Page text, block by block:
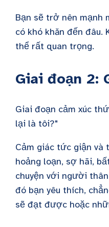
Bạn sẽ trở nên mạnh
có khó khăn đến
thể rất quan trọng.
Giai đoạn 2:
Giai đoạn cảm xúc
lại là tôi?"
Cảm giác tức giận và
hoảng loạn, sợ hãi,
chuyện với người
đó bạn yêu thích,
sẽ đạt được hoặc